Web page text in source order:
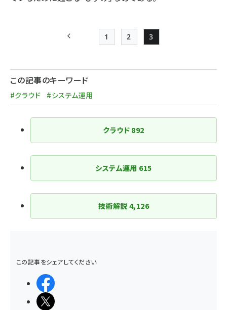
り
前ページ Page
1
Page
2
Page
3
この記事のキーワード
#クラウド #システム運用
クラウド 892
システム運用 615
技術解説 4,126
この記事をシェアしてください